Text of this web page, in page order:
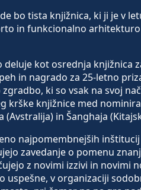
bo tista knjižnica, ki ji je v
in funkcionalno
deluje kot osrednja knjižnica
in nagrado za 25-letno
ki so vsak na svoj
krške knjižnice med
(Avstralija) in Šanghaja
najpomembnejših
zavedanje o pomenu
z novimi izzivi in novimi
uspešne, v organizaciji